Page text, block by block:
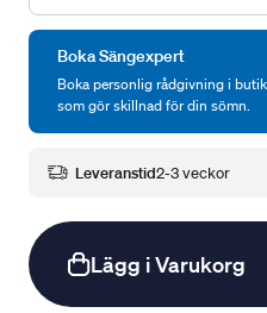
Boka Sängexpert
Boka personlig rådgivning i
som gör skillnad för din sömn.
Leveranstid2-3 veckor
Lägg i Varukorg